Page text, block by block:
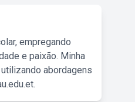
empregando
e paixão. Minha
abordagens